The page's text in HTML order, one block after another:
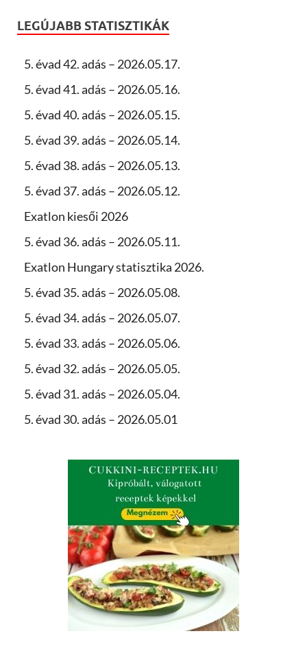
LEGÚJABB STATISZTIKÁK
5. évad 42. adás – 2026.05.17.
5. évad 41. adás – 2026.05.16.
5. évad 40. adás – 2026.05.15.
5. évad 39. adás – 2026.05.14.
5. évad 38. adás – 2026.05.13.
5. évad 37. adás – 2026.05.12.
Exatlon kiesői 2026
5. évad 36. adás – 2026.05.11.
Exatlon Hungary statisztika 2026.
5. évad 35. adás – 2026.05.08.
5. évad 34. adás – 2026.05.07.
5. évad 33. adás – 2026.05.06.
5. évad 32. adás – 2026.05.05.
5. évad 31. adás – 2026.05.04.
5. évad 30. adás – 2026.05.01